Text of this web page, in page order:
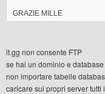
GRAZIE MILLE
it.gg non consente FTP
se hai un dominio e
non importare tabelle
caricare sui propri server